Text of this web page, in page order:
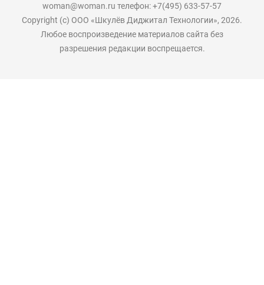
woman@woman.ru телефон: +7(495) 633-57-57
Copyright (с) ООО «Шкулёв Диджитал Технологии», 2026.
Любое воспроизведение материалов сайта без
разрешения редакции воспрещается.